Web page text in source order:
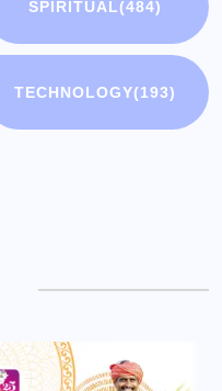
SPIRITUAL(484)
TECHNOLOGY(193)